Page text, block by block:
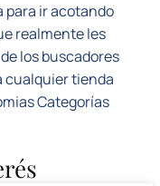
para ir acotando
realmente les
los buscadores
cualquier tienda
Categorías